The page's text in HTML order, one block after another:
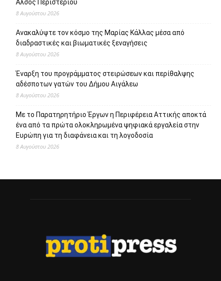
95 ειδικότητες και 860 τμήματα στις Δημόσιες Σ.Α.Ε.Κ. για
το εκπαιδευτικό έτος 2026-2027
8 Αυγούστου 2026
Επιστροφή στην πόλη τον Σεπτέμβριο και πάλι ΜΑΖΙ στο
Άλσος Περιστερίου
8 Αυγούστου 2026
Ανακαλύψτε τον κόσμο της Μαρίας Κάλλας μέσα από
διαδραστικές και βιωματικές ξεναγήσεις
8 Αυγούστου 2026
Έναρξη του προγράμματος στειρώσεων και περίθαλψης
αδέσποτων γατών του Δήμου Αιγάλεω